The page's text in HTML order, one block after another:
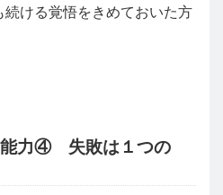
続ける覚悟をきめておいた方
能力④ 失敗は１つの